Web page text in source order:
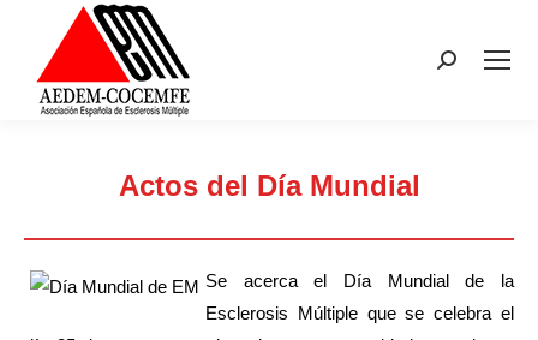
Buscar:
Actos del Día Mundial
Se acerca el Día Mundial de la
Esclerosis Múltiple que se celebra el